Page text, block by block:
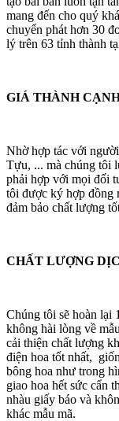
mang đến cho quý
chuyển phát hơn 30
lý trên 63 tỉnh thành
GIÁ THÀNH
Nhờ hợp tác với
Tựu, ... mà chúng tôi
phải hợp với mọi đối
tôi được ký hợp đồng
đảm bảo chất lượng
CHẤT LƯỢNG
Chúng tôi sẽ hoàn lại
không hài lòng về
cải thiện chất lượng
điện hoa tốt nhất,
bông hoa như trong
giao hoa hết sức cẩn
nhàu giấy báo và
khác mẫu mã.